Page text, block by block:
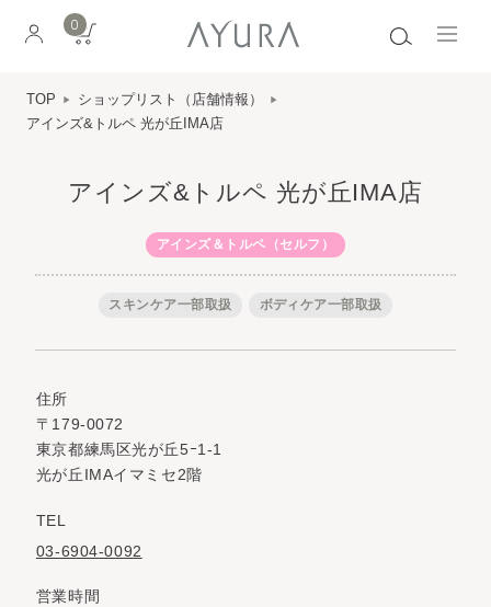
0
TOP
ショップリスト（店舗情報）
アインズ&トルペ 光が丘IMA店
アインズ&トルペ 光が丘IMA店
アインズ＆トルペ（セルフ）
スキンケア一部取扱 ボディケア一部取扱
住所
〒179-0072
東京都練馬区光が丘5ｰ1-1
光が丘IMAイマミセ2階
TEL
03-6904-0092
営業時間